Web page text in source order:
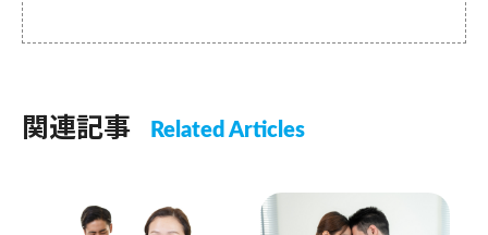
関連記事 Related Articles